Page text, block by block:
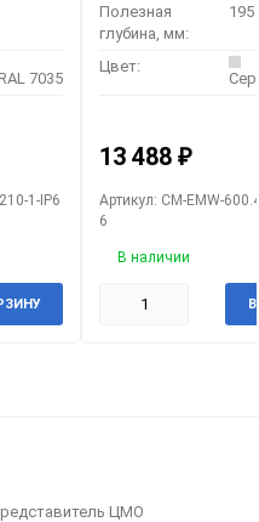
7035
1-IP6
Полезная
глубина, мм:
195
Цвет:
13 488 ₽
Артикул: CM-EMW-
6
В наличии
ЦМО